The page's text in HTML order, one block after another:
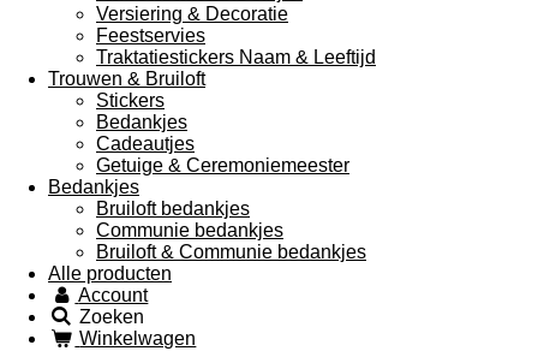
Versiering & Decoratie
Feestservies
Traktatiestickers Naam & Leeftijd
Trouwen & Bruiloft
Stickers
Bedankjes
Cadeautjes
Getuige & Ceremoniemeester
Bedankjes
Bruiloft bedankjes
Communie bedankjes
Bruiloft & Communie bedankjes
Alle producten
Account
Zoeken
Winkelwagen